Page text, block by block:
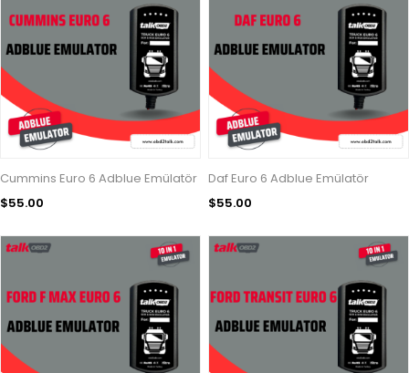
Cummins Euro 6 Adblue Emülatör
$55.00
Daf Euro 6 Adblue Emülatör
$55.00